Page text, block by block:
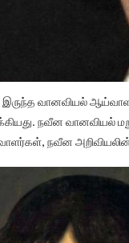
வானவியல்
நவீன வானவியல்
நவீன